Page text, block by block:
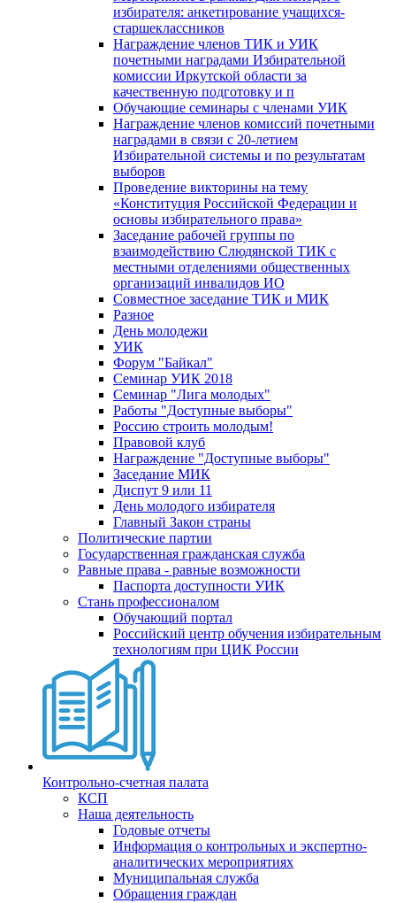
избирателя: анкетирование учащихся-
старшеклассников
Награждение членов ТИК и УИК
почетными наградами Избирательной
комиссии Иркутской области за
качественную подготовку и п
Обучающие семинары с членами УИК
Награждение членов комиссий почетными
наградами в связи с 20-летием
Избирательной системы и по результатам
выборов
Проведение викторины на тему
«Конституция Российской Федерации и
основы избирательного права»
Заседание рабочей группы по
взаимодействию Слюдянской ТИК с
местными отделениями общественных
организаций инвалидов ИО
Совместное заседание ТИК и МИК
Разное
День молодежи
УИК
Форум "Байкал"
Семинар УИК 2018
Семинар "Лига молодых"
Работы "Доступные выборы"
Россию строить молодым!
Правовой клуб
Награждение "Доступные выборы"
Заседание МИК
Диспут 9 или 11
День молодого избирателя
Главный Закон страны
Политические партии
Государственная гражданская служба
Равные права - равные возможности
Паспорта доступности УИК
Стань профессионалом
Обучающий портал
Российский центр обучения избирательным
технологиям при ЦИК России
Контрольно-счетная палата
КСП
Наша деятельность
Годовые отчеты
Информация о контрольных и экспертно-
аналитических мероприятиях
Муниципальная служба
Обращения граждан